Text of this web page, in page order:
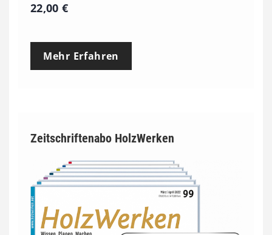
22,00€
Mehr Erfahren
Zeitschriftenabo HolzWerken